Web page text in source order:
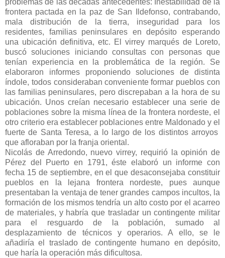
problemas de las décadas antecedentes: Inestabilidad de la
frontera pactada en la paz de San Ildefonso, contrabando,
mala distribución de la tierra, inseguridad para los
residentes, familias peninsulares en depósito esperando
una ubicación definitiva, etc. El virrey marqués de Loreto,
buscó soluciones iniciando consultas con personas que
tenían experiencia en la problemática de la región. Se
elaboraron informes proponiendo soluciones de distinta
índole, todos consideraban conveniente formar pueblos con
las familias peninsulares, pero discrepaban a la hora de su
ubicación. Unos creían necesario establecer una serie de
poblaciones sobre la misma línea de la frontera nordeste, el
otro criterio era establecer poblaciones entre Maldonado y el
fuerte de Santa Teresa, a lo largo de los distintos arroyos
que afloraban por la franja oriental.
Nicolás de Arredondo, nuevo virrey, requirió la opinión de
Pérez del Puerto en 1791, éste elaboró un informe con
fecha 15 de septiembre, en el que desaconsejaba constituir
pueblos en la lejana frontera nordeste, pues aunque
presentaban la ventaja de tener grandes campos incultos, la
formación de los mismos tendría un alto costo por el acarreo
de materiales, y habría que trasladar un contingente militar
para el resguardo de la población, sumado al
desplazamiento de técnicos y operarios. A ello, se le
añadiría el traslado de contingente humano en depósito,
que haría la operación más dificultosa.